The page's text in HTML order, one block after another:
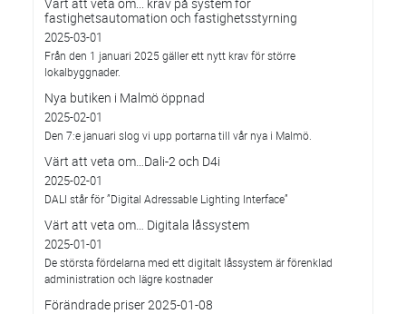
fastighetsautomation och fastighetsstyrning
2025-03-01
Från den 1 januari 2025 gäller ett nytt krav för större
lokalbyggnader.
Nya butiken i Malmö öppnad
2025-02-01
Den 7:e januari slog vi upp portarna till vår nya i Malmö.
Värt att veta om…Dali-2 och D4i
2025-02-01
DALI står för ”Digital Adressable Lighting Interface”
Värt att veta om… Digitala låssystem
2025-01-01
De största fördelarna med ett digitalt låssystem är förenklad
administration och lägre kostnader
Förändrade priser 2025-01-08